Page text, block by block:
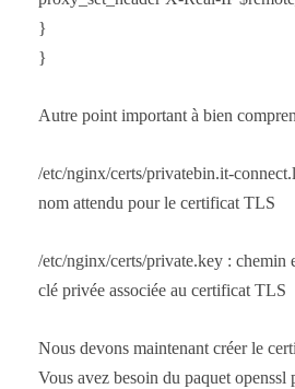
}
}
Autre point important à bien
/etc/nginx/certs/privatebin.it-
nom attendu pour le certificat TLS
/etc/nginx/certs/private.key : chemin
clé privée associée au certificat TLS
Nous devons maintenant créer le
Vous avez besoin du paquet openssl